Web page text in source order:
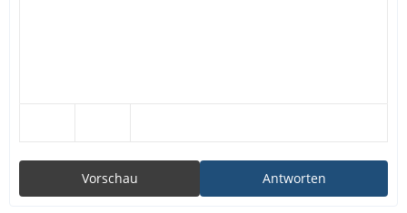
Antworten
Vorschau